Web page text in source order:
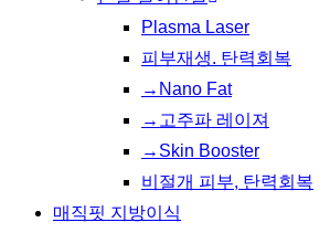
Plasma Laser
피부재생. 탄력회복
→Nano Fat
→고주파 레이져
→Skin Booster
비절개 피부, 탄력회복
매직핏 지방이식